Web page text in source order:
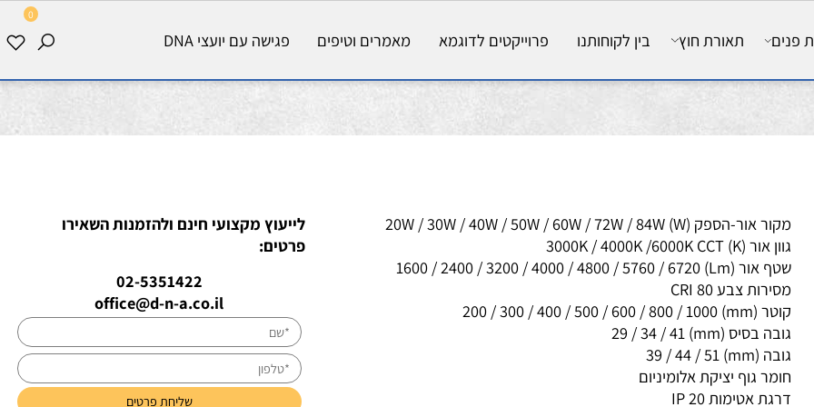
0
תאורת חוץ בין לקוחותנו פרוייקטים לדוגמא מאמרים וטיפים פגישה עם יועצי DNA
מקור אור-הספק (W) 20W / 30W / 40W / 50W / 60W / 72W / 84W
גוון אור (K) 3000K / 4000K /6000K CCT
שטף אור (Lm) 1600 / 2400 / 3200 / 4000 / 4800 / 5760 / 6720
מסירות צבע CRI 80
קוטר (mm) 200 / 300 / 400 / 500 / 600 / 800 / 1000
גובה בסיס (mm) 29 / 34 / 41
גובה (mm) 39 / 44 / 51
חומר גוף יציקת אלומיניום
לייעוץ מקצועי חינם ולהזמנות השאירו
פרטים:
02-5351422
office@d-n-a.co.il